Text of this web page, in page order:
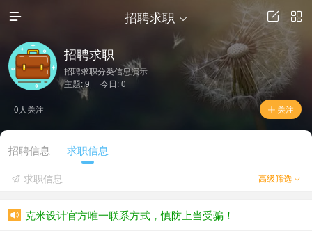
日志 相册

搜索

访问推广

访问电脑版
 招聘求职  

 关注
招聘求职
招聘求职分类信息演示
主题: 9 | 今日: 0
0人关注
招聘信息 求职信息
高级筛选 
 求职信息
 克米设计官方唯一联系方式，慎防上当受骗！